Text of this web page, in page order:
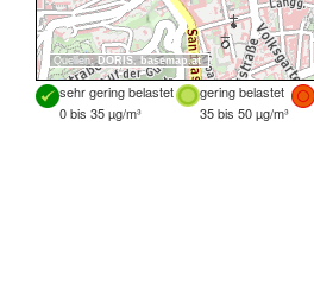
Quellen:DORIS, basemap.at
sehr gering belastet gering belastet
0 bis 35 µg/m³
35 bis 50 µg/m³